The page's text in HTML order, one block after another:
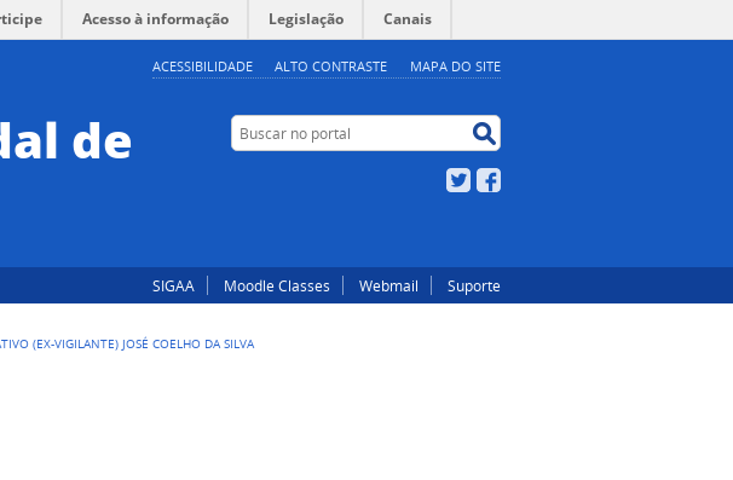
ACESSIBILIDADE ALTO CONTRASTE MAPA DO SITE
Acesso à informação Legislação Canais
de Buscar no portal
Twitter
SIGAA Moodle Classes Webmail Suporte
(EX-VIGILANTE) JOSÉ COELHO DA SILVA